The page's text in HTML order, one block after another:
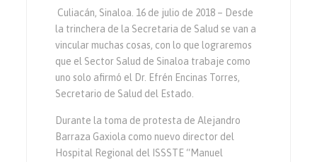
Culiacán, Sinaloa. 16 de julio de 2018 – Desde
la trinchera de la Secretaria de Salud se van a
vincular muchas cosas, con lo que lograremos
que el Sector Salud de Sinaloa trabaje como
uno solo afirmó el Dr. Efrén Encinas Torres,
Secretario de Salud del Estado.
Durante la toma de protesta de Alejandro
Barraza Gaxiola como nuevo director del
Hospital Regional del ISSSTE “Manuel